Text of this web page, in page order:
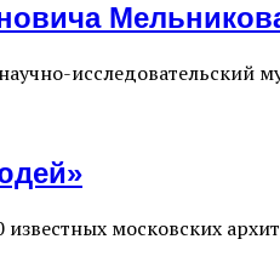
исследовательский
московских